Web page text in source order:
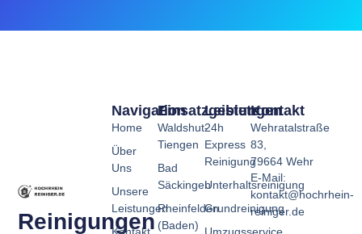
Reinigungen
Leistungen
24h
Express
Reinigung
Unterhaltsreinigung
Grundreinigung
Einsatzgebiete
Waldshut-
Tiengen
Bad
Säckingen
Rheinfelden
(Baden)
Navigation
Home
Über
Uns
Unsere
Leistungen
Kontakt
Wehratalstraße
83,
79664 Wehr
E-Mail:
kontakt@hochrhein-
reiniger.de